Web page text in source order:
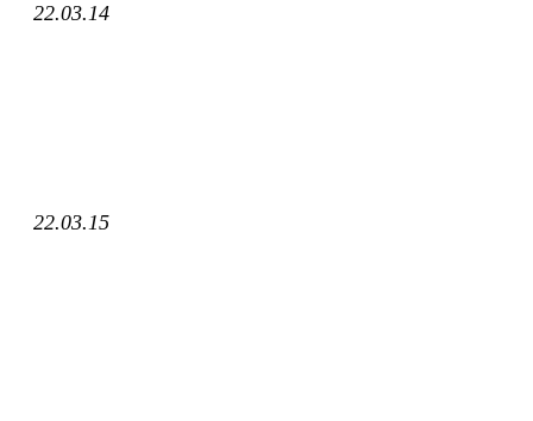
22.03.14
22.03.15